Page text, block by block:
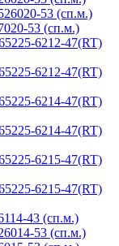
53 (сп.м.)
53 (сп.м.)
6212-47(RT)
6212-47(RT)
6214-47(RT)
6214-47(RT)
6215-47(RT)
6215-47(RT)
43 (сп.м.)
53 (сп.м.)